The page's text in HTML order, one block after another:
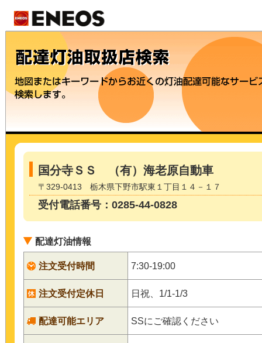
国分寺ＳＳ （有）海老原自動車
〒329-0413 栃木県下野市駅東１丁目１４－１７
受付電話番号：0285-44-0828
配達灯油情報
注文受付時間 7:30-19:00
注文受付定休日 日祝、1/1-1/3
配達可能エリア SSにご確認ください